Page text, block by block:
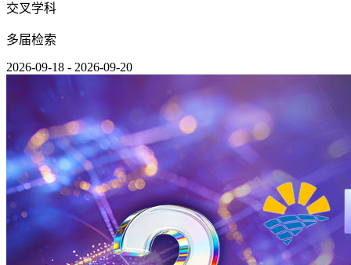
交叉学科
多届检索
2026-09-18 - 2026-09-20